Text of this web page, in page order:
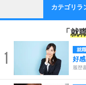
カテゴリラ
「 就
1 就
好
履歴